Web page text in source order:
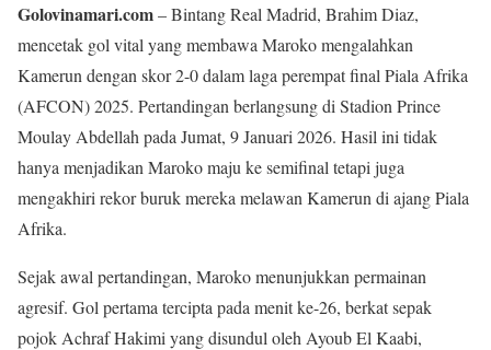
Golovinamari.com– Bintang Real Madrid, Brahim Diaz,
mencetak gol vital yang membawa Maroko mengalahkan
Kamerun dengan skor 2-0 dalam laga perempat final Piala Afrika
(AFCON) 2025. Pertandingan berlangsung di Stadion Prince
Moulay Abdellah pada Jumat, 9 Januari 2026. Hasil ini tidak
hanya menjadikan Maroko maju ke semifinal tetapi juga
mengakhiri rekor buruk mereka melawan Kamerun di ajang Piala
Afrika.
Sejak awal pertandingan, Maroko menunjukkan permainan
agresif. Gol pertama tercipta pada menit ke-26, berkat sepak
pojok Achraf Hakimi yang disundul oleh Ayoub El Kaabi,